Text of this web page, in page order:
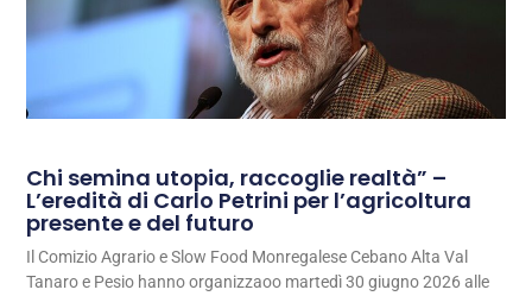
Chi semina utopia, raccoglie realtà” –
L’eredità di Carlo Petrini per l’agricoltura
presente e del futuro
Il Comizio Agrario e Slow Food Monregalese Cebano Alta Val
Tanaro e Pesio hanno organizzaoo martedì 30 giugno 2026 alle